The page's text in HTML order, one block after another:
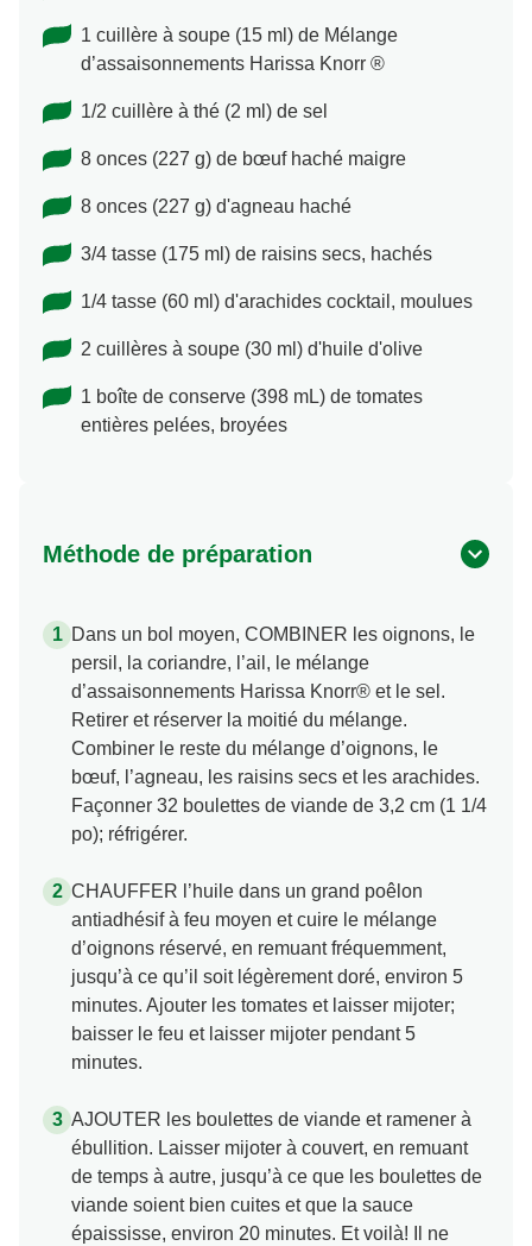
1 cuillère à soupe (15 ml) de Mélange
d’assaisonnements Harissa Knorr ®
1/2 cuillère à thé (2 ml) de sel
8 onces (227 g) de bœuf haché maigre
8 onces (227 g) d'agneau haché
3/4 tasse (175 ml) de raisins secs, hachés
1/4 tasse (60 ml) d'arachides cocktail, moulues
2 cuillères à soupe (30 ml) d'huile d'olive
1 boîte de conserve (398 mL) de tomates
entières pelées, broyées
Méthode de préparation
Dans un bol moyen, COMBINER les oignons, le
persil, la coriandre, l’ail, le mélange
d’assaisonnements Harissa Knorr® et le sel.
Retirer et réserver la moitié du mélange.
Combiner le reste du mélange d’oignons, le
bœuf, l’agneau, les raisins secs et les arachides.
Façonner 32 boulettes de viande de 3,2 cm (1 1/4
po); réfrigérer.
CHAUFFER l’huile dans un grand poêlon
antiadhésif à feu moyen et cuire le mélange
d’oignons réservé, en remuant fréquemment,
jusqu’à ce qu’il soit légèrement doré, environ 5
minutes. Ajouter les tomates et laisser mijoter;
baisser le feu et laisser mijoter pendant 5
minutes.
AJOUTER les boulettes de viande et ramener à
ébullition. Laisser mijoter à couvert, en remuant
de temps à autre, jusqu’à ce que les boulettes de
viande soient bien cuites et que la sauce
épaississe, environ 20 minutes. Et voilà! Il ne